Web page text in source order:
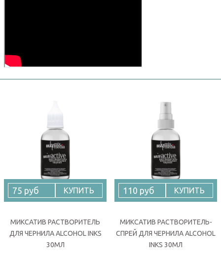
75 руб КУПИТЬ
МИКСАТИВ РАСТВОРИТЕЛЬ
ДЛЯ ЧЕРНИЛА ALCOHOL INKS
30МЛ
110 руб КУПИТЬ
МИКСАТИВ РАСТВОРИТЕЛЬ-
СПРЕЙ ДЛЯ ЧЕРНИЛА ALCOHOL
INKS 30МЛ